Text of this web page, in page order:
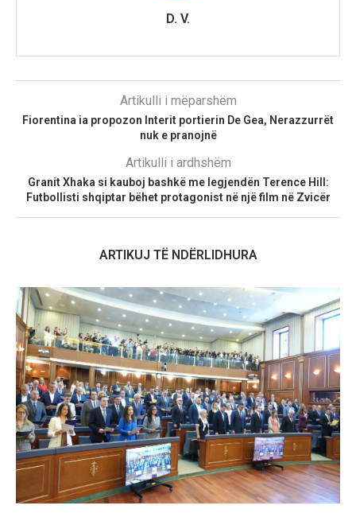
D. V.
Artikulli i mëparshëm
Fiorentina ia propozon Interit portierin De Gea, Nerazzurrët
nuk e pranojnë
Artikulli i ardhshëm
Granit Xhaka si kauboj bashkë me legjendën Terence Hill:
Futbollisti shqiptar bëhet protagonist në një film në Zvicër
ARTIKUJ TË NDËRLIDHURA